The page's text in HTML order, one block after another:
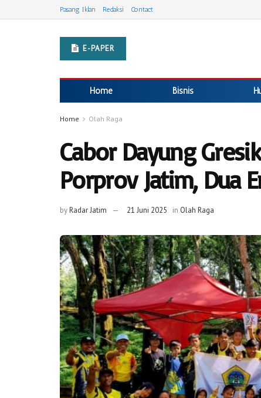
Pasang Iklan Redaksi Contact
E-PAPER
Home Bisnis
Home Olah Raga
Cabor Dayung
Porprov Jatim, Dua
byRadar Jatim 21 Juni 2025 in Olah Raga